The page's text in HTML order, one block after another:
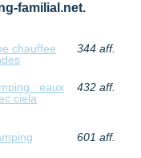
familial.net.
chauffee
344 aff.
: eaux
ciela
432 aff.
601 aff.